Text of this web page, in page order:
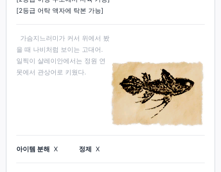
[2등급 어탁 액자에 탁본 가능]
가슴지느러미가 커서 위에서 봤
을 때 나비처럼 보이는 고대어.
일찍이 샬레이안에서는 정원 연
못에서 관상어로 키웠다.
아이템 분해 X 정제 X